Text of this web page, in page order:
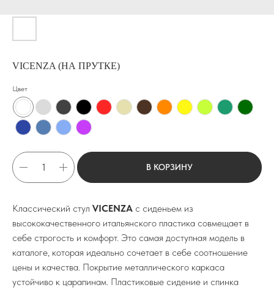
VICENZA (НА ПРУТКЕ)
Цвет
В КОРЗИНУ
Классический стул VICENZA с сиденьем из
высококачественного итальянского пластика совмещает в
себе строгость и комфорт. Это самая доступная модель в
каталоге, которая идеально сочетает в себе соотношение
цены и качества. Покрытие металлического каркаса
устойчиво к царапинам. Пластиковые сидение и спинка